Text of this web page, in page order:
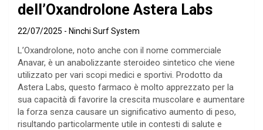
dell’Oxandrolone Astera Labs
22/07/2025 Ninchi Surf System
L’Oxandrolone, noto anche con il nome commerciale
Anavar, è un anabolizzante steroideo sintetico che viene
utilizzato per vari scopi medici e sportivi. Prodotto da
Astera Labs, questo farmaco è molto apprezzato per la
sua capacità di favorire la crescita muscolare e aumentare
la forza senza causare un significativo aumento di peso,
risultando particolarmente utile in contesti di salute e